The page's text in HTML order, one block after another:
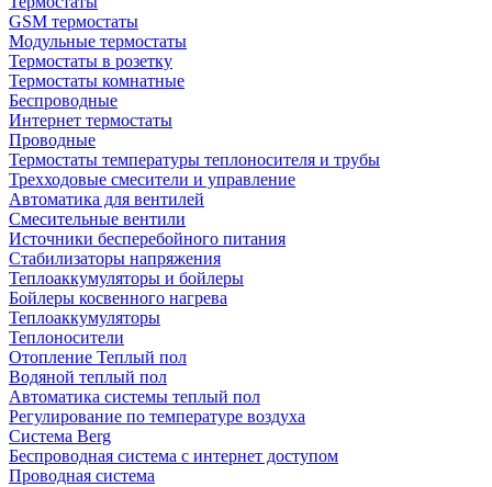
GSM термостаты
Модульные термостаты
Термостаты в розетку
Термостаты комнатные
Беспроводные
Интернет термостаты
Проводные
Термостаты температуры теплоносителя и трубы
Трехходовые смесители и управление
Автоматика для вентилей
Смесительные вентили
Источники бесперебойного питания
Стабилизаторы напряжения
Теплоаккумуляторы и бойлеры
Бойлеры косвенного нагрева
Теплоаккумуляторы
Теплоносители
Отопление Теплый пол
Водяной теплый пол
Автоматика системы теплый пол
Регулирование по температуре воздуха
Система Berg
Беспроводная система с интернет доступом
Проводная система